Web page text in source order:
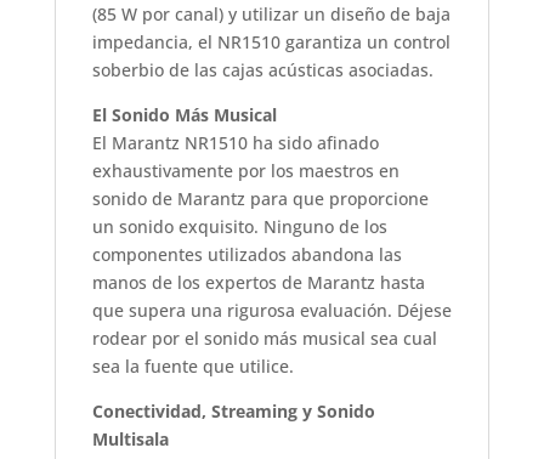
(85 W por canal) y utilizar un diseño de baja
impedancia, el NR1510 garantiza un control
soberbio de las cajas acústicas asociadas.
El Sonido Más Musical
El Marantz NR1510 ha sido afinado
exhaustivamente por los maestros en
sonido de Marantz para que proporcione
un sonido exquisito. Ninguno de los
componentes utilizados abandona las
manos de los expertos de Marantz hasta
que supera una rigurosa evaluación. Déjese
rodear por el sonido más musical sea cual
sea la fuente que utilice.
Conectividad, Streaming y Sonido
Multisala